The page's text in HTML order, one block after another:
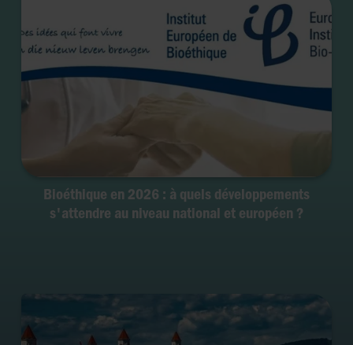
Bioéthique en 2026 : à quels développements
s'attendre au niveau national et européen ?